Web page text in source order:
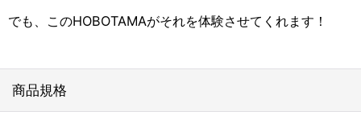
でも、このHOBOTAMAがそれを体験させてくれます！
商品規格